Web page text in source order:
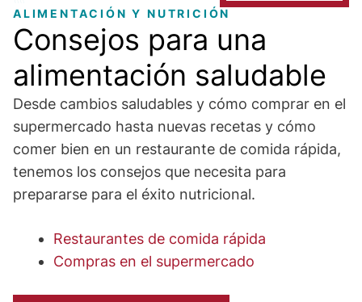
ALIMENTACIÓN Y NUTRICIÓN
Consejos para una
alimentación saludable
Desde cambios saludables y cómo comprar en el
supermercado hasta nuevas recetas y cómo
comer bien en un restaurante de comida rápida,
tenemos los consejos que necesita para
prepararse para el éxito nutricional.
Restaurantes de comida rápida
Compras en el supermercado